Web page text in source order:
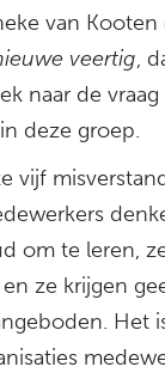
van Kooten
veertig,
naar de
deze groep.
vijf
om te leren,
ze krijgen
Het